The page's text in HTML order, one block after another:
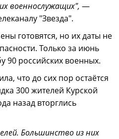
военнослужащих", —
"Звезда".
готовятся, но их даты не
Только за июнь
90 российских военных.
что до сих пор остаётся
300 жителей Курской
назад вторглись
Большинство из них